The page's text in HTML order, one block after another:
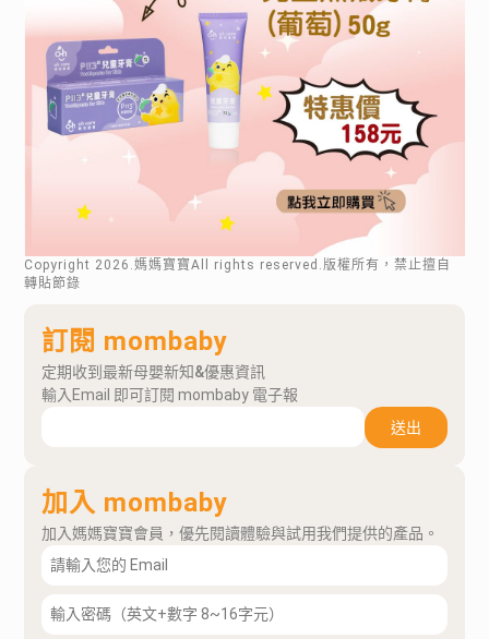
Copyright 2026 .媽媽寶寶All rights reserved.版權所有，禁止擅自
轉貼節錄
訂閱 mombaby
定期收到最新母嬰新知&優惠資訊
輸入Email 即可訂閱 mombaby 電子報
送出
加入 mombaby
加入媽媽寶寶會員，優先閱讀體驗與試用我們提供的產品。